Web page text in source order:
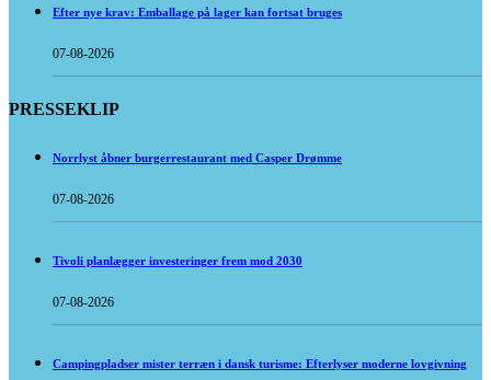
Efter nye krav: Emballage på lager kan fortsat bruges
07-08-2026
PRESSEKLIP
Norrlyst åbner burgerrestaurant med Casper Drømme
07-08-2026
Tivoli planlægger investeringer frem mod 2030
07-08-2026
Campingpladser mister terræn i dansk turisme: Efterlyser moderne lovgivning